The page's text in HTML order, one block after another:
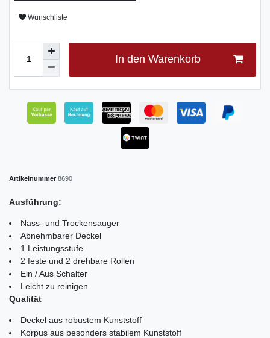
Wunschliste
In den Warenkorb
Artikelnummer 8690
Ausführung:
Nass- und Trockensauger
Abnehmbarer Deckel
1 Leistungsstufe
2 feste und 2 drehbare Rollen
Ein / Aus Schalter
Leicht zu reinigen
Qualität
Deckel aus robustem Kunststoff
Korpus aus besonders stabilem Kunststoff